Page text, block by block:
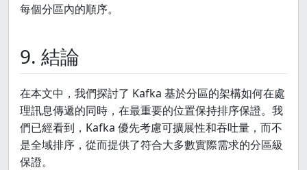
}
if (!records.isEmpty()) {
consumer.commitSync();
logger.info(
每個分區內的順序。
9. 結論
在本文中，我們探討了 Kafka 基於分區的架構如何在處
理訊息傳遞的同時，在最重要的位置保持排序保證。我
們已經看到，Kafka 優先考慮可擴展性和吞吐量，而不
是全域排序，從而提供了符合大多數實際需求的分區級
保證。